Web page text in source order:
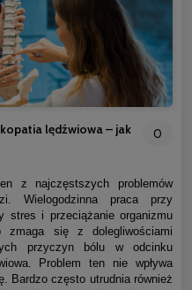
lędźwiowa – jak
0
z najczęstszych problemów
Wielogodzinna praca przy
stres i przeciążanie organizmu
się z dolegliwościami
przyczyn bólu w odcinku
Problem ten nie wpływa
Bardzo często utrudnia również